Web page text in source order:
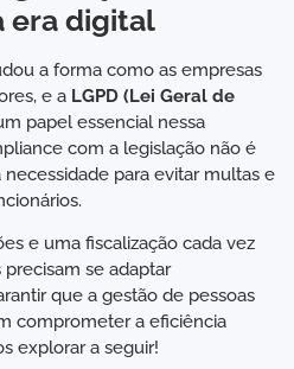
era digital
a forma como as empresas
e a LGPD (Lei Geral de
papel essencial nessa
com a legislação não é
para evitar multas e
e uma fiscalização cada vez
precisam se adaptar
que a gestão de pessoas
comprometer a eficiência
explorar a seguir!